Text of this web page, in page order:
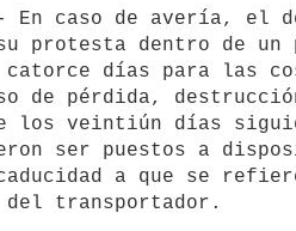
protesta dentro de
catorce días para las
de pérdida,
los veintiún días
ser puestos a
a que se
del transportador.